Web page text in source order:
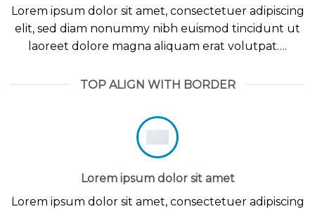
Lorem ipsum dolor sit amet, consectetuer adipiscing
elit, sed diam nonummy nibh euismod tincidunt ut
laoreet dolore magna aliquam erat volutpat….
TOP ALIGN WITH BORDER
Lorem ipsum dolor sit amet
Lorem ipsum dolor sit amet, consectetuer adipiscing